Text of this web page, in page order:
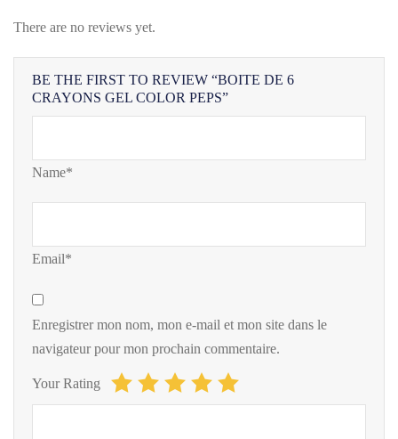
There are no reviews yet.
BE THE FIRST TO REVIEW “BOITE DE 6
CRAYONS GEL COLOR PEPS”
Name*
Email*
Enregistrer mon nom, mon e-mail et mon site dans le
navigateur pour mon prochain commentaire.
Your Rating